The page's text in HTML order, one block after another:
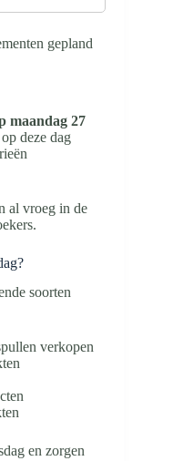
gepland
maandag 27
deze dag
al vroeg in de
soorten
verkopen
en zorgen